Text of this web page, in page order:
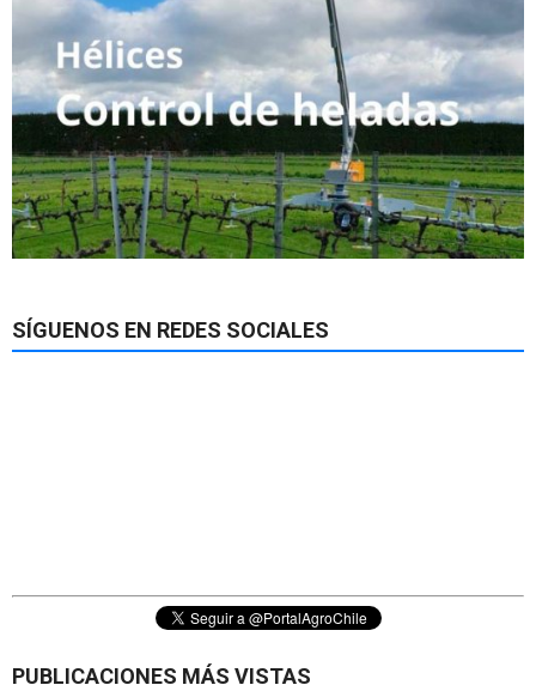
SÍGUENOS EN REDES SOCIALES
PUBLICACIONES MÁS VISTAS